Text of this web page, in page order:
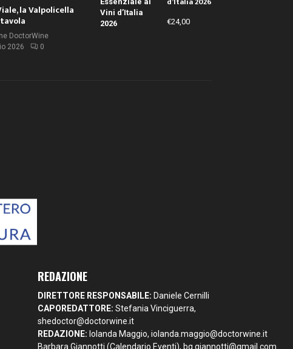
la Valpolicella
DoctorWine
2026
0
€24,00
REDAZIONE
DIRETTORE RESPONSABILE: Daniele Cernilli
CAPOREDATTORE: Stefania Vinciguerra,
shedoctor@doctorwine.it
REDAZIONE: Iolanda Maggio,iolanda.maggio@doctorwine.it
Barbara Giannotti (Calendario Eventi), bg.giannotti@gmail.com